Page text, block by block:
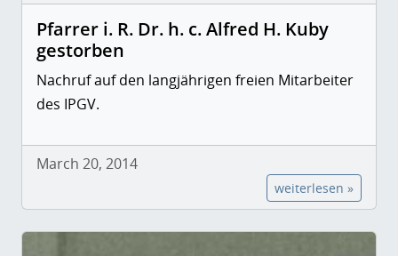
Pfarrer i. R. Dr. h. c. Alfred H. Kuby
gestorben
Nachruf auf den langjährigen freien Mitarbeiter
des IPGV.
March 20, 2014
weiterlesen »